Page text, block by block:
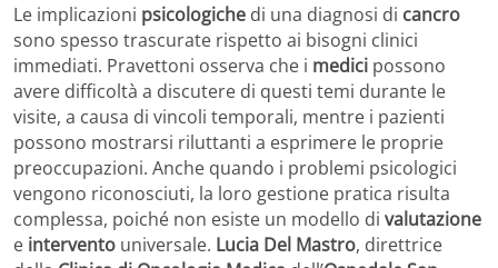
Le implicazioni psicologiche di una diagnosi di cancro
sono spesso trascurate rispetto ai bisogni clinici
immediati. Pravettoni osserva che i medici possono
avere difficoltà a discutere di questi temi durante le
visite, a causa di vincoli temporali, mentre i pazienti
possono mostrarsi riluttanti a esprimere le proprie
preoccupazioni. Anche quando i problemi psicologici
vengono riconosciuti, la loro gestione pratica risulta
complessa, poiché non esiste un modello di valutazione
e intervento universale. Lucia Del Mastro, direttrice